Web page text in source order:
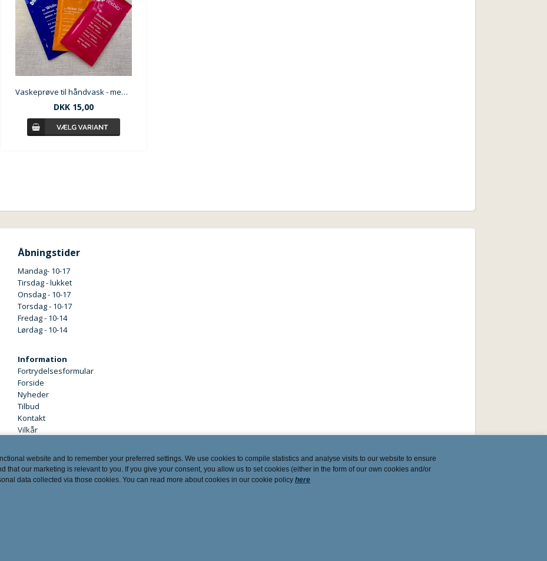
website and to remember your preferred settings. We use cookies to compile statistics and analyse visits to our website to ensure
that our marketing is relevant to you. If you give your consent, you allow us to set cookies (either in the form of our own cookies and/or
data collected via those cookies. You can read more about cookies in our cookie policy here
Vaskeprøve til håndvask - med duft
DKK 15,00
Åbningstider
Mandag- 10-17
Tirsdag - lukket
Onsdag - 10-17
Torsdag - 10-17
Fredag - 10-14
Lørdag - 10-14
Information
Fortrydelsesformular
Forside
Nyheder
Tilbud
Kontakt
Vilkår